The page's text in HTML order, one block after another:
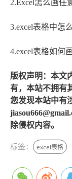
2.Excel怎么画任
3.excel表格中怎
4.excel表格如何
版权声明：本文
有，本站不拥有
您发现本站中有
除侵权内容。
标签： excel表格